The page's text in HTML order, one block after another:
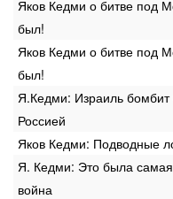
Яков Кедми о битве под
был!
Яков Кедми о битве под
был!
Я.Кедми: Израиль
Россией
Яков Кедми: Подводные
Я. Кедми: Это была самая
война